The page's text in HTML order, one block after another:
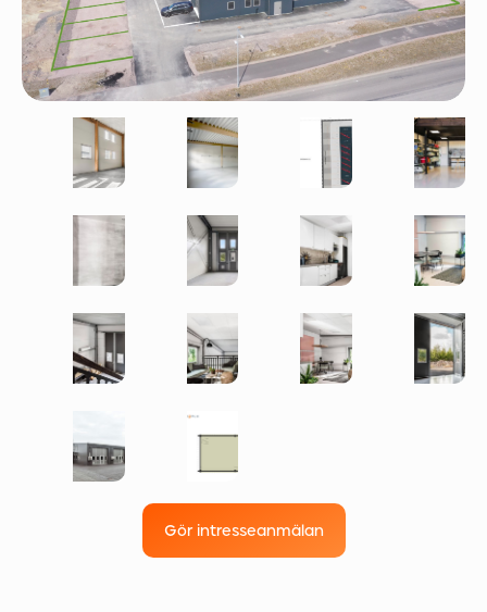
Gör intresseanmälan